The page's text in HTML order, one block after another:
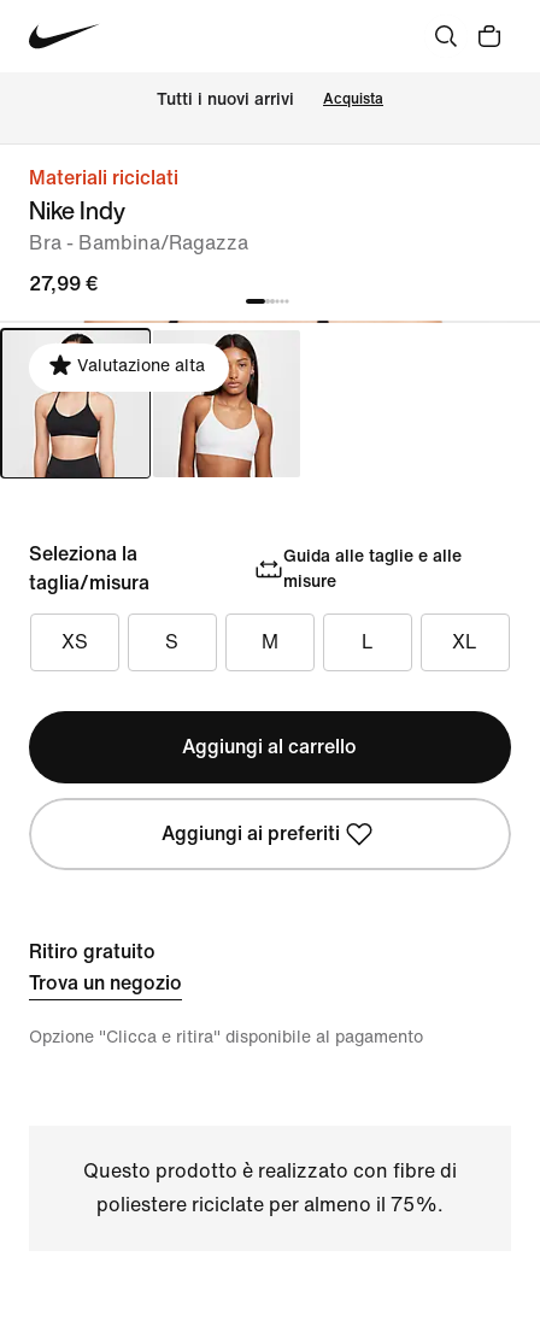
Tutti i nuovi arrivi Acquista
Materiali riciclati
Nike Indy
Bra - Bambina/Ragazza
27,99 €
Valutazione alta
Seleziona la
taglia/misura
Guida alle taglie e alle
misure
XS S M L XL
Aggiungi al carrello
Aggiungi ai preferiti
Ritiro gratuito
Trova un negozio
Opzione "Clicca e ritira" disponibile al pagamento
Questo prodotto è realizzato con fibre di
poliestere riciclate per almeno il 75%.